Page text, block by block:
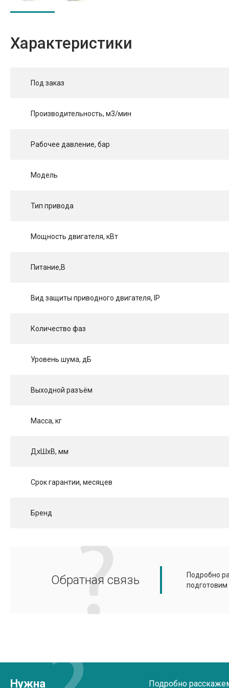
Характеристики
Под заказ
Производительность, м3/мин
Рабочее давление, бар
Модель
Тип привода
Мощность двигателя, кВт
Питание,В
Вид защиты приводного двигателя, IP
Количество фаз
Уровень шума, дБ
Выходной разъём
Масса, кг
ДхШхВ, мм
Срок гарантии, месяцев
Бренд
Обратная связь
Подробно
Нужна Подробно